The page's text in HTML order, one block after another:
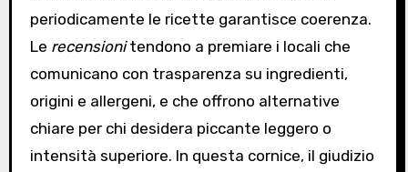
periodicamente le ricette garantisce coerenza.
Le recensionitendono a premiare i locali che
comunicano con trasparenza su ingredienti,
origini e allergeni, e che offrono alternative
chiare per chi desidera piccante leggero o
intensità superiore. In questa cornice, il giudizio